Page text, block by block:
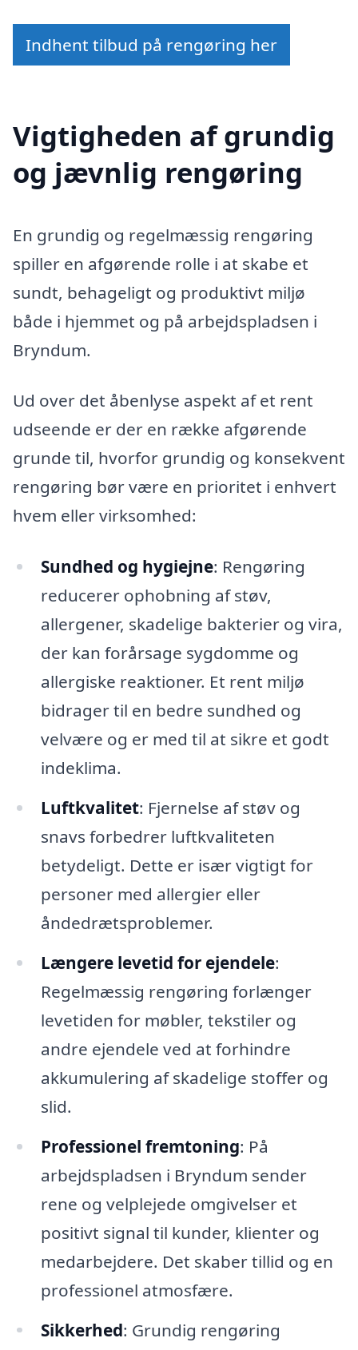
Indhent tilbud på rengøring her
Vigtigheden af grundig
og jævnlig rengøring
En grundig og regelmæssig rengøring
spiller en afgørende rolle i at skabe et
sundt, behageligt og produktivt miljø
både i hjemmet og på arbejdspladsen i
Bryndum.
Ud over det åbenlyse aspekt af et rent
udseende er der en række afgørende
grunde til, hvorfor grundig og konsekvent
rengøring bør være en prioritet i enhvert
hvem eller virksomhed:
Sundhed og hygiejne: Rengøring
reducerer ophobning af støv,
allergener, skadelige bakterier og vira,
der kan forårsage sygdomme og
allergiske reaktioner. Et rent miljø
bidrager til en bedre sundhed og
velvære og er med til at sikre et godt
indeklima.
Luftkvalitet: Fjernelse af støv og
snavs forbedrer luftkvaliteten
betydeligt. Dette er især vigtigt for
personer med allergier eller
åndedrætsproblemer.
Længere levetid for ejendele:
Regelmæssig rengøring forlænger
levetiden for møbler, tekstiler og
andre ejendele ved at forhindre
akkumulering af skadelige stoffer og
slid.
Professionel fremtoning: På
arbejdspladsen i Bryndum sender
rene og velplejede omgivelser et
positivt signal til kunder, klienter og
medarbejdere. Det skaber tillid og en
professionel atmosfære.
Sikkerhed: Grundig rengøring